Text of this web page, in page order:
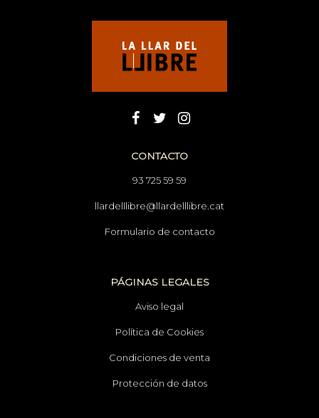
CONTACTO
93 725 59 59
llardelllibre@llardelllibre.cat
Formulario de contacto
PÁGINAS LEGALES
Aviso legal
Política de Cookies
Condiciones de venta
Protección de datos